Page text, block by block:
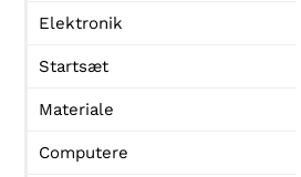
Elektronik
Startsæt
Materiale
Computere